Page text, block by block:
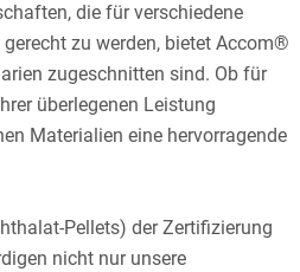
die für verschiedene
zu werden, bietet Accom®
zugeschnitten sind. Ob für
überlegenen Leistung
Materialien eine hervorragende
Pellets) der Zertifizierung
nicht nur unsere